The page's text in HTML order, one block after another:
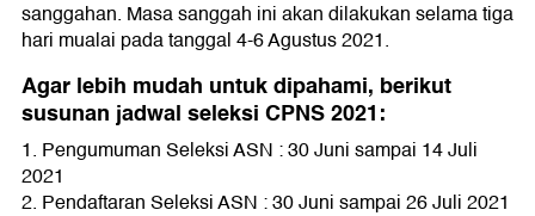
sanggahan. Masa sanggah ini akan dilakukan selama tiga
hari mualai pada tanggal 4-6 Agustus 2021.
Agar lebih mudah untuk dipahami, berikut
susunan jadwal seleksi CPNS 2021:
1. Pengumuman Seleksi ASN : 30 Juni sampai 14 Juli
2021
2. Pendaftaran Seleksi ASN : 30 Juni sampai 26 Juli 2021